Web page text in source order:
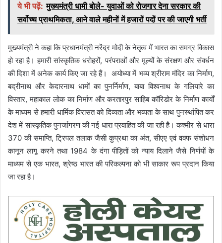
ये भी पढ़ें: मुख्यमंत्री धामी बोले- युवाओं को रोजगार देना सरकार की
सर्वोच्च प्राथमिकता, आने वाले महीनों में हजारों पदों पर की जाएगी भर्ती
मुख्यमंत्री ने कहा कि प्रधानमंत्री नरेंद्र मोदी के नेतृत्व में भारत का समग्र विकास
हो रहा है। हमारी सांस्कृतिक धरोहरों, परंपराओं और मूल्यों के संरक्षण और संवर्धन
की दिशा में अनेक कार्य किए जा रहे हैं। अयोध्या में भव्य श्रीराम मंदिर का निर्माण,
बद्रीनाथ और केदारनाथ धामों का पुनर्निर्माण, बाबा विश्वनाथ के गलियारे का
विस्तार, महाकाल लोक का निर्माण और करतारपुर साहिब कॉरिडोर के निर्माण कार्यों
के माध्यम से हमारी धार्मिक विरासत को दिव्यता और भव्यता के साथ पुनर्स्थापित कर
देश में सांस्कृतिक पुनर्जागरण की नई धारा प्रवाहित की जा रही है। कश्मीर से धारा
370 की समाप्ति, ट्रिपल तलाक जैसी कुप्रथा का अंत, सीएए एवं वक्फ संशोधन
कानून लागू करने तथा 1984 के दंगा पीड़ितों को न्याय दिलाने जैसे निर्णयों के
माध्यम से एक भारत, श्रेष्ठ भारत की परिकल्पना को भी साकार रूप प्रदान किया
जा रहा है।